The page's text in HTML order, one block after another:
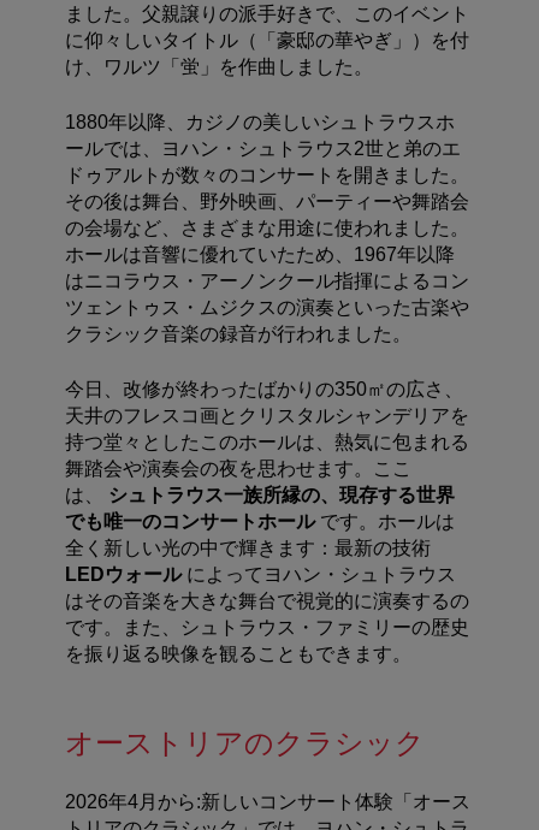
ました。父親譲りの派手好きで、このイベント
に仰々しいタイトル（「豪邸の華やぎ」）を付
け、ワルツ「蛍」を作曲しました。
1880年以降、カジノの美しいシュトラウスホ
ールでは、ヨハン・シュトラウス2世と弟のエ
ドゥアルトが数々のコンサートを開きました。
その後は舞台、野外映画、パーティーや舞踏会
の会場など、さまざまな用途に使われました。
ホールは音響に優れていたため、1967年以降
はニコラウス・アーノンクール指揮によるコン
ツェントゥス・ムジクスの演奏といった古楽や
クラシック音楽の録音が行われました。
今日、改修が終わったばかりの350㎡の広さ、
天井のフレスコ画とクリスタルシャンデリアを
持つ堂々としたこのホールは、熱気に包まれる
舞踏会や演奏会の夜を思わせます。
ここ
は、
シュトラウス一族所縁の、現存する世界
でも唯一のコンサートホールです。 ホールは
全く新しい光の中で輝きます：最新の技術
LEDウォールによってヨハン・シュトラウス
はその音楽を大きな舞台で視覚的に演奏するの
です。また、シュトラウス・ファミリーの歴史
を振り返る映像を観ることもできます。
オーストリアのクラシック
2026年4月から:新しいコンサート体験「オース